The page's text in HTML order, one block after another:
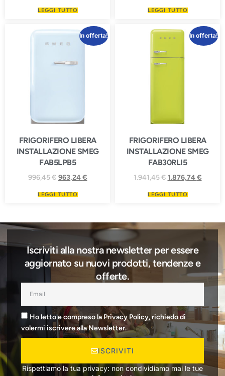
LEGGI TUTTO LEGGI TUTTO
In offerta!
FRIGORIFERO LIBERA
INSTALLAZIONE SMEG
FAB5LPB5
996,45€ 963,24€
LEGGI TUTTO
In offerta!
FRIGORIFERO LIBERA
INSTALLAZIONE SMEG
FAB30RLI5
1.941,45€ 1.876,74€
LEGGI TUTTO
Iscriviti alla nostra newsletter per essere
aggiornato su nuovi prodotti, tendenze e
offerte.
Ho letto e compreso la Privacy Policy, richiedo di
volermi iscrivere alla Newsletter.
ISCRIVITI
Rispettiamo la tua privacy: non condividiamo mai le tue